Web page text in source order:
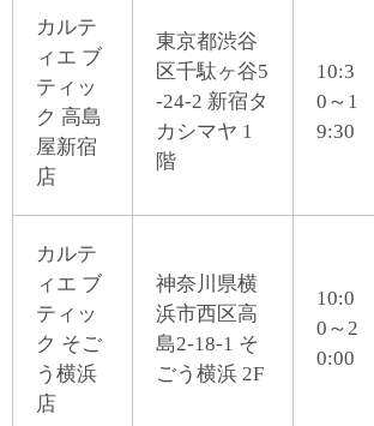
カルテ
ィエ ブ
ティッ
ク 高島
屋新宿
店
東京都渋谷
区千駄ヶ谷5
-24-2 新宿タ
カシマヤ 1
階
10:3
0～1
9:30
カルテ
ィエ ブ
ティッ
ク そご
う横浜
店
神奈川県横
浜市西区高
島2-18-1 そ
ごう横浜 2F
10:0
0～2
0:00